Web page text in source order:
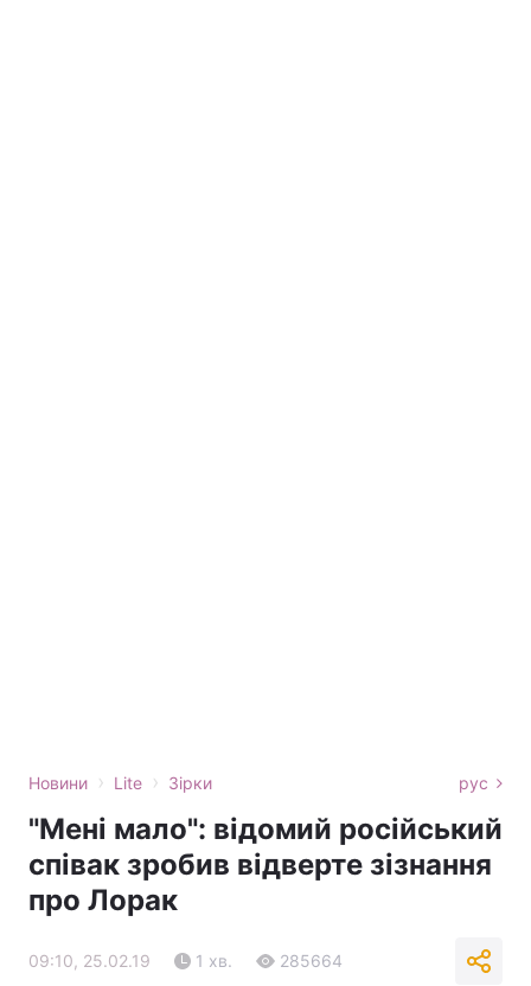
Новини › Lite › Зірки рус
"Мені мало": відомий російський
співак зробив відверте зізнання
про Лорак
09:10, 25.02.19 1 хв. 285664